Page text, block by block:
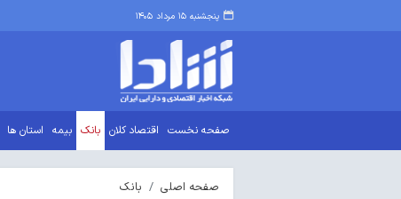
پنجشنبه ۱۵ مرداد ۱۴۰۵
صفحه نخست اقتصاد کلان بانک بیمه استان ها
صفحه اصلی بانک